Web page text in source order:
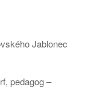
Jablonec
pedagog –